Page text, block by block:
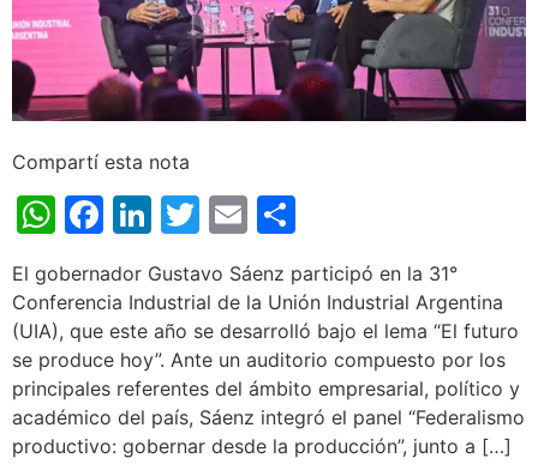
Compartí esta nota
WhatsApp
Facebook
LinkedIn
Twitter
Email
El gobernador Gustavo Sáenz participó en la 31°
Conferencia Industrial de la Unión Industrial Argentina
(UIA), que este año se desarrolló bajo el lema “El futuro
se produce hoy”. Ante un auditorio compuesto por los
principales referentes del ámbito empresarial, político y
académico del país, Sáenz integró el panel “Federalismo
productivo: gobernar desde la producción”, junto a […]